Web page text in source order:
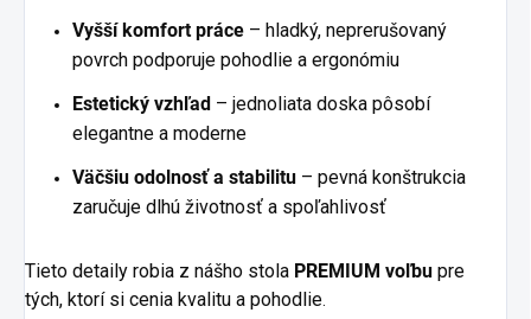
Vyšší komfort práce – hladký, neprerušovaný
povrch podporuje pohodlie a ergonómiu
Estetický vzhľad – jednoliata doska pôsobí
elegantne a moderne
Väčšiu odolnosť a stabilitu – pevná konštrukcia
zaručuje dlhú životnosť a spoľahlivosť
Tieto detaily robia z nášho stola PREMIUM voľbu pre
tých, ktorí si cenia kvalitu a pohodlie